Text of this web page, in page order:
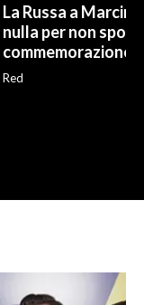
La Russa a
nulla per non
commemorazione
Red